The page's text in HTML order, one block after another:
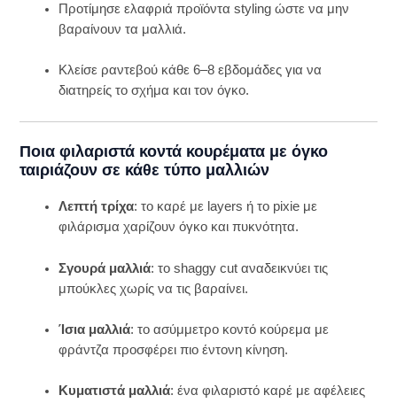
Προτίμησε ελαφριά προϊόντα styling ώστε να μην
βαραίνουν τα μαλλιά.
Κλείσε ραντεβού κάθε 6–8 εβδομάδες για να
διατηρείς το σχήμα και τον όγκο.
Ποια φιλαριστά κοντά κουρέματα με όγκο
ταιριάζουν σε κάθε τύπο μαλλιών
Λεπτή τρίχα: το καρέ με layers ή το pixie με
φιλάρισμα χαρίζουν όγκο και πυκνότητα.
Σγουρά μαλλιά: το shaggy cut αναδεικνύει τις
μπούκλες χωρίς να τις βαραίνει.
Ίσια μαλλιά: το ασύμμετρο κοντό κούρεμα με
φράντζα προσφέρει πιο έντονη κίνηση.
Κυματιστά μαλλιά: ένα φιλαριστό καρέ με αφέλειες